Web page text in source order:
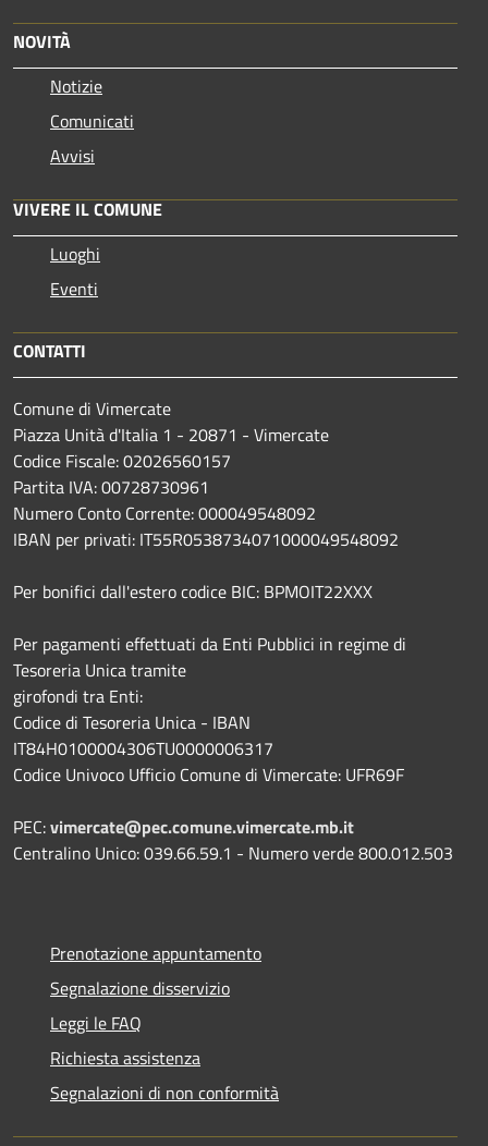
NOVITÀ
Notizie
Comunicati
Avvisi
VIVERE IL COMUNE
Luoghi
Eventi
CONTATTI
Comune di Vimercate
Piazza Unità d'Italia 1 - 20871 - Vimercate
Codice Fiscale: 02026560157
Partita IVA: 00728730961
Numero Conto Corrente: 000049548092
IBAN per privati: IT55R0538734071000049548092
Per bonifici dall'estero codice BIC: BPMOIT22XXX
Per pagamenti effettuati da Enti Pubblici in regime di
Tesoreria Unica tramite
girofondi tra Enti:
Codice di Tesoreria Unica - IBAN
IT84H0100004306TU0000006317
Codice Univoco Ufficio Comune di Vimercate: UFR69F
PEC:vimercate@pec.comune.vimercate.mb.it
Centralino Unico: 039.66.59.1 - Numero verde 800.012.503
Prenotazione appuntamento
Segnalazione disservizio
Leggi le FAQ
Richiesta assistenza
Segnalazioni di non conformità